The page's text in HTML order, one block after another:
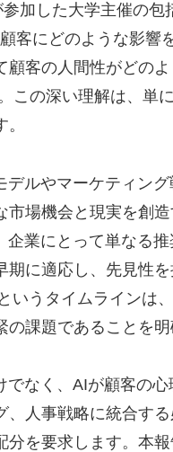
加した大学主催の包
客にどのような影響
客の人間性がどの
の深い理解は、単
ルやマーケティン
場機会と現実を創
業にとって単なる
に適応し、先見性
いうタイムラインは
課題であることを明
なく、AIが顧客の
人事戦略に統合す
を要求します。本